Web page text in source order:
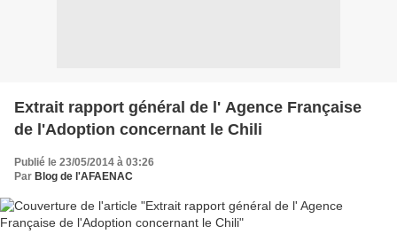
Extrait rapport général de l' Agence Française
de l'Adoption concernant le Chili
Publié le 23/05/2014 à 03:26
Par Blog de l'AFAENAC